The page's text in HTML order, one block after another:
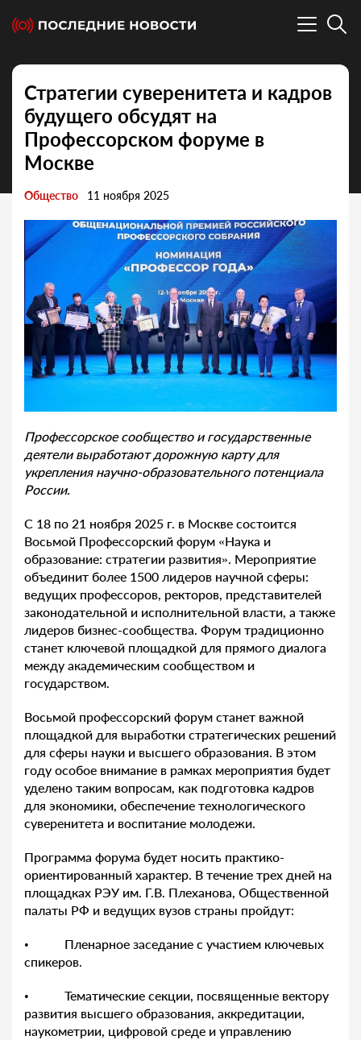
Стратегии суверенитета и кадров
будущего обсудят на
Профессорском форуме в
Москве
Общество 11 ноября 2025
Профессорское сообщество и государственные
деятели выработают дорожную карту для
укрепления научно-образовательного потенциала
России.
С 18 по 21 ноября 2025 г. в Москве состоится
Восьмой Профессорский форум «Наука и
образование: стратегии развития». Мероприятие
объединит более 1500 лидеров научной сферы:
ведущих профессоров, ректоров, представителей
законодательной и исполнительной власти, а также
лидеров бизнес-сообщества. Форум традиционно
станет ключевой площадкой для прямого диалога
между академическим сообществом и
государством.
Восьмой профессорский форум станет важной
площадкой для выработки стратегических решений
для сферы науки и высшего образования. В этом
году особое внимание в рамках мероприятия будет
уделено таким вопросам, как подготовка кадров
для экономики, обеспечение технологического
суверенитета и воспитание молодежи.
Программа форума будет носить практико-
ориентированный характер. В течение трех дней на
площадках РЭУ им. Г.В. Плеханова, Общественной
палаты РФ и ведущих вузов страны пройдут:
• Пленарное заседание с участием ключевых
спикеров.
• Тематические секции, посвященные вектору
развития высшего образования, аккредитации,
наукометрии, цифровой среде и управлению